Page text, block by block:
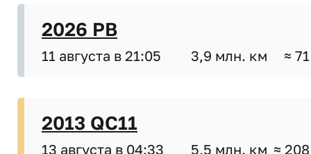
2026 PB
11 августа в 21:05 3,9 млн. км ≈
2013 QC11
13 августа в 04:33 5,5 млн. км ≈